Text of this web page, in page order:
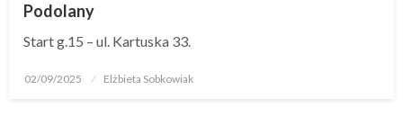
Podolany
Start g.15 – ul. Kartuska 33.
02/09/2025 Elżbieta Sobkowiak